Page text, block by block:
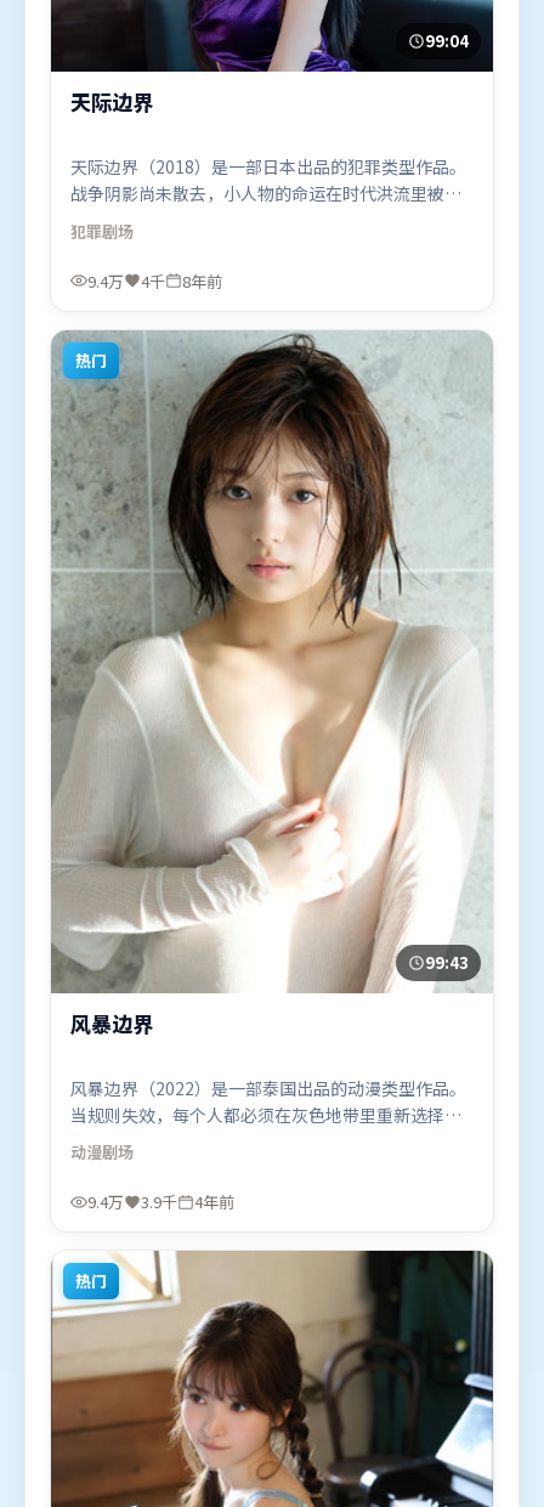
99:04
天际边界
天际边界（2018）是一部日本出品的犯罪类型作品。
战争阴影尚未散去，小人物的命运在时代洪流里被轻
轻托起又放下。群像刻画各有弧光，配角亦承担叙事
推进功能。由雷德利·斯科特执导，堺雅人、吴京、
谭卓，梁朝伟、马东锡、白宇等联袂出演。影片于
欢犯罪题材的观众观看。
犯罪剧场
9.4万 4千 8年前
热门
99:43
风暴边界
风暴边界（2022）是一部泰国出品的动漫类型作品。
当规则失效，每个人都必须在灰色地带里重新选择立
场与底线。人物关系网复杂却不凌乱，每场对手戏都
推动信息增量。由阿彼尔邦执导，托尼·贾、胡歌、
弗洛伦丝·皮尤，雷佳音、河正宇等联袂出演。影片
合喜欢动漫题材的观众观看。
动漫剧场
9.4万 3.9千 4年前
热门